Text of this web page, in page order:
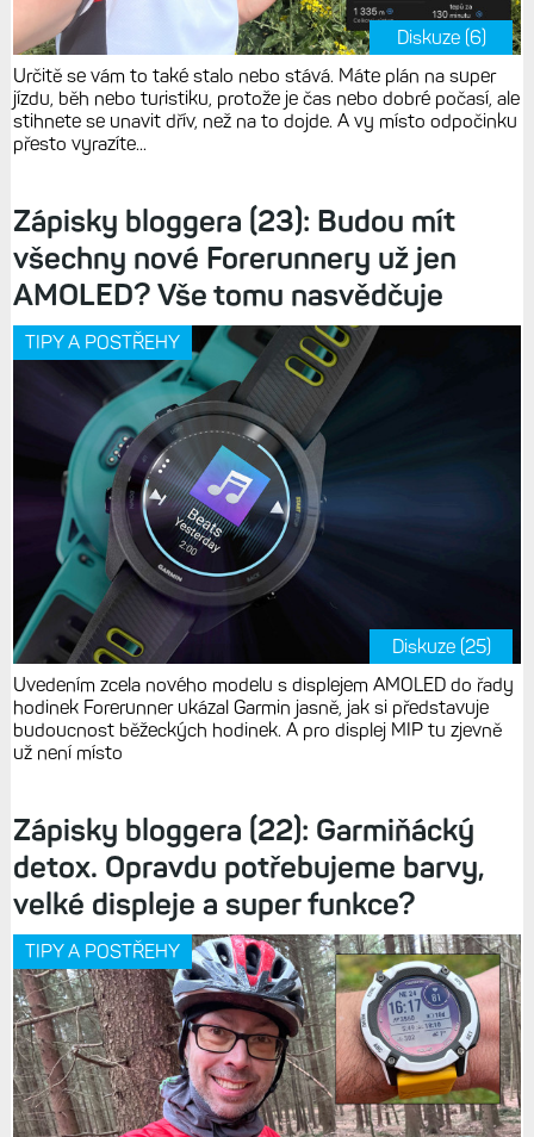
Diskuze (6)
Určitě se vám to také stalo nebo stává. Máte plán na super
jízdu, běh nebo turistiku, protože je čas nebo dobré počasí, ale
stihnete se unavit dřív, než na to dojde. A vy místo odpočinku
přesto vyrazíte...
Zápisky bloggera (23): Budou mít
všechny nové Forerunnery už jen
AMOLED? Vše tomu nasvědčuje
TIPY A POSTŘEHY
Diskuze (25)
Uvedením zcela nového modelu s displejem AMOLED do řady
hodinek Forerunner ukázal Garmin jasně, jak si představuje
budoucnost běžeckých hodinek. A pro displej MIP tu zjevně
už není místo
Zápisky bloggera (22): Garmiňácký
detox. Opravdu potřebujeme barvy,
velké displeje a super funkce?
TIPY A POSTŘEHY